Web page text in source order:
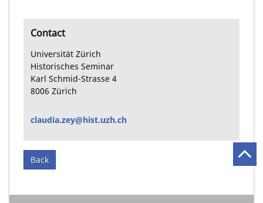
Contact
Universität Zürich
Historisches Seminar
Karl Schmid-Strasse 4
8006 Zürich
claudia.zey@hist.uzh.ch
Back